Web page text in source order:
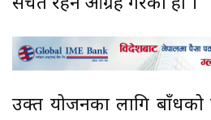
उक्त प्रयोजनका लागि